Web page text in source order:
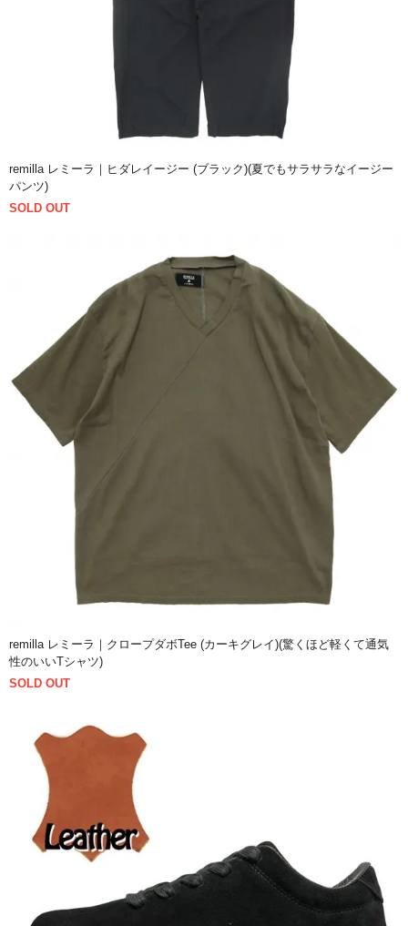
remilla レミーラ｜ヒダレイージー (ブラック)(夏でもサラサラなイージー
パンツ)
SOLD OUT
remilla レミーラ｜クロープダボTee (カーキグレイ)(驚くほど軽くて通気
性のいいTシャツ)
SOLD OUT